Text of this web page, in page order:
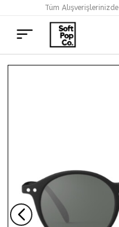
Tüm Alışverişlerinizde